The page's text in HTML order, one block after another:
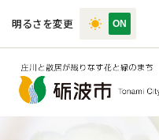
明るさを変更